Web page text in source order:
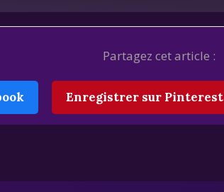
Partagez cet article :
Enregistrer sur Pinterest